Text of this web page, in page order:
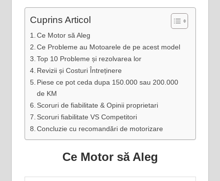
Cuprins Articol
Ce Motor să Aleg
Ce Probleme au Motoarele de pe acest model
Top 10 Probleme și rezolvarea lor
Revizii și Costuri Întreținere
Piese ce pot ceda dupa 150.000 sau 200.000
de KM
Scoruri de fiabilitate & Opinii proprietari
Scoruri fiabilitate VS Competitori
Concluzie cu recomandări de motorizare
Ce Motor să Aleg